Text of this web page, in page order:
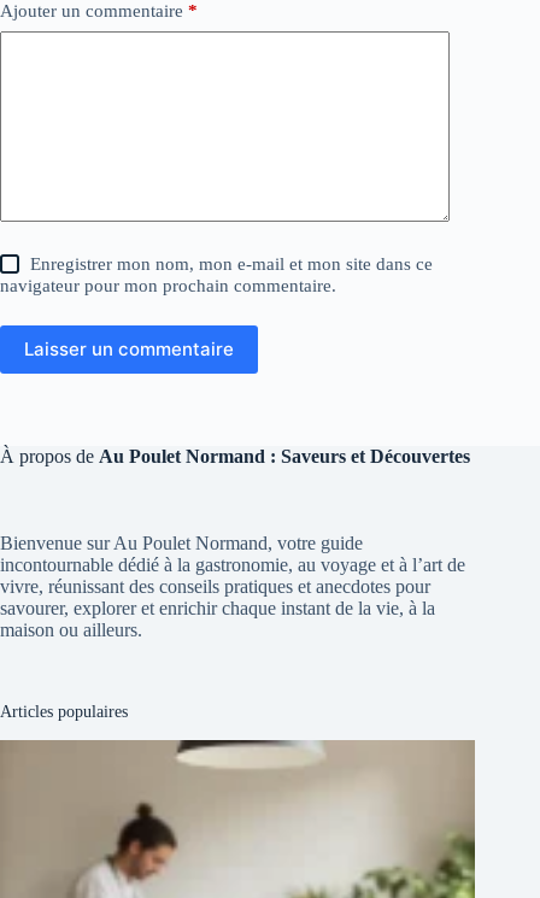
Ajouter un commentaire *
Enregistrer mon nom, mon e-mail et mon site dans ce
navigateur pour mon prochain commentaire.
Laisser un commentaire
À propos de Au Poulet Normand : Saveurs et Découvertes
Bienvenue sur Au Poulet Normand, votre guide
incontournable dédié à la gastronomie, au voyage et à l’art de
vivre, réunissant des conseils pratiques et anecdotes pour
savourer, explorer et enrichir chaque instant de la vie, à la
maison ou ailleurs.
Articles populaires